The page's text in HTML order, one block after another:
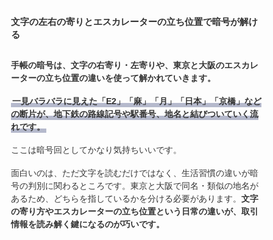
文字の左右の寄りとエスカレーターの立ち位置で暗号が解け
る
手帳の暗号は、文字の右寄り・左寄りや、東京と大阪のエスカレ
ーターの立ち位置の違いを使って解かれていきます。
一見バラバラに見えた「E2」「麻」「月」「日本」「京橋」など
の断片が、地下鉄の路線記号や駅番号、地名と結びついていく流
れです。
ここは暗号回としてかなり気持ちいいです。
面白いのは、ただ文字を読むだけではなく、生活習慣の違いが暗
号の判別に関わるところです。東京と大阪で同名・類似の地名が
あるため、どちらを指しているかを分ける必要があります。 文字
の寄り方やエスカレーターの立ち位置という日常の違いが、取引
情報を読み解く鍵になるのが巧いです。